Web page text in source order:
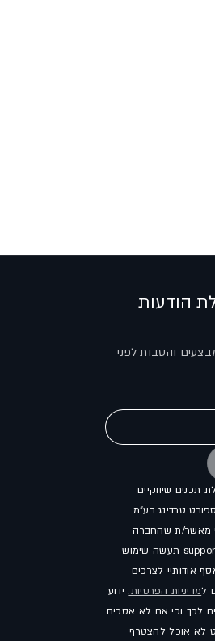
הודעות
והטבות לפני
תכנים שיווקיים
טרדינג בע"מ
מאשר/ת שהחברה
support@megasport.co.il תעשה שימוש
אודותיי לצרכים
למדיניות הפרטיות.ידוע
לכך וכי אם לא אסכים
לא אוכל להצטרף